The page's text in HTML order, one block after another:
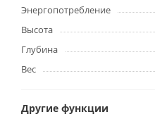
Энергопотребление
Высота
Глубина
Вес
Другие функции